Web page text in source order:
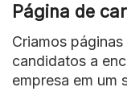
Página de
Criamos
candidatos a
empresa em um